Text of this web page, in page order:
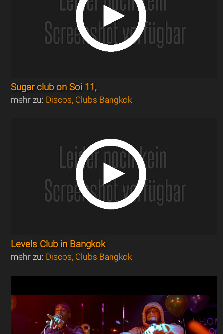
Sugar club on Soi 11,
mehr zu: Discos, Clubs Bangkok
Levels Club in Bangkok
mehr zu: Discos, Clubs Bangkok